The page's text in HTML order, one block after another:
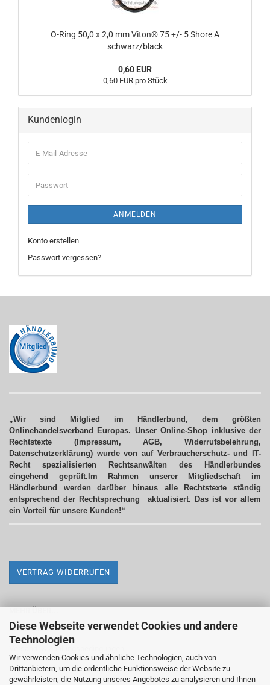
Diese Webseite verwendet Cookies und andere
Technologien
Wir verwenden Cookies und ähnliche Technologien, auch von
Drittanbietern, um die ordentliche Funktionsweise der Website zu
gewährleisten, die Nutzung unseres Angebotes zu analysieren und Ihnen
O-Ring 50,0 x 2,0 mm Viton® 75 +/- 5 Shore A
schwarz/black
0,60 EUR
0,60 EUR pro Stück
Kundenlogin
E-
Mail-
Adresse
Passwort
ANMELDEN
Konto erstellen
Passwort vergessen?
„Wir sind Mitglied im Händlerbund, dem größten
Onlinehandelsverband Europas. Unser Online-Shop inklusive der
Rechtstexte (Impressum, AGB, Widerrufsbelehrung,
Datenschutzerklärung) wurde von auf Verbraucherschutz- und IT-
Recht spezialisierten Rechtsanwälten des Händlerbundes
eingehend geprüft.Im Rahmen unserer Mitgliedschaft im
Händlerbund werden darüber hinaus alle Rechtstexte ständig
entsprechend der Rechtsprechung aktualisiert. Das ist vor allem
ein Vorteil für unsere Kunden!“
VERTRAG WIDERRUFEN
Impressum
Versand- & Zahlungsbedingungen
Widerrufsrecht & Widerrufsformular